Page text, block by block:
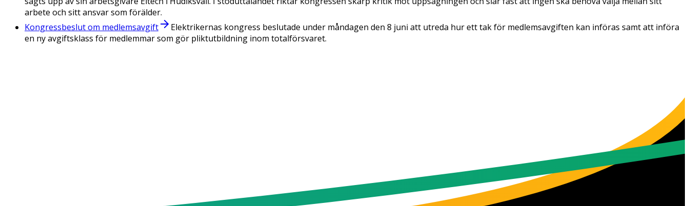
arbete och sitt ansvar som förälder.
Kongressbeslut om medlemsavgift
Elektrikernas kongress beslutade under måndagen den 8 juni att utreda hur ett tak för medlemsavgiften kan införas samt att införa
en ny avgiftsklass för medlemmar som gör pliktutbildning inom totalförsvaret.